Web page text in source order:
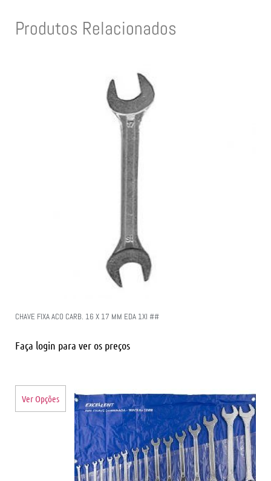
Produtos Relacionados
CHAVE FIXA ACO CARB. 16 X 17 MM EDA 1XI ##
Faça login para ver os preços
Ver Opções